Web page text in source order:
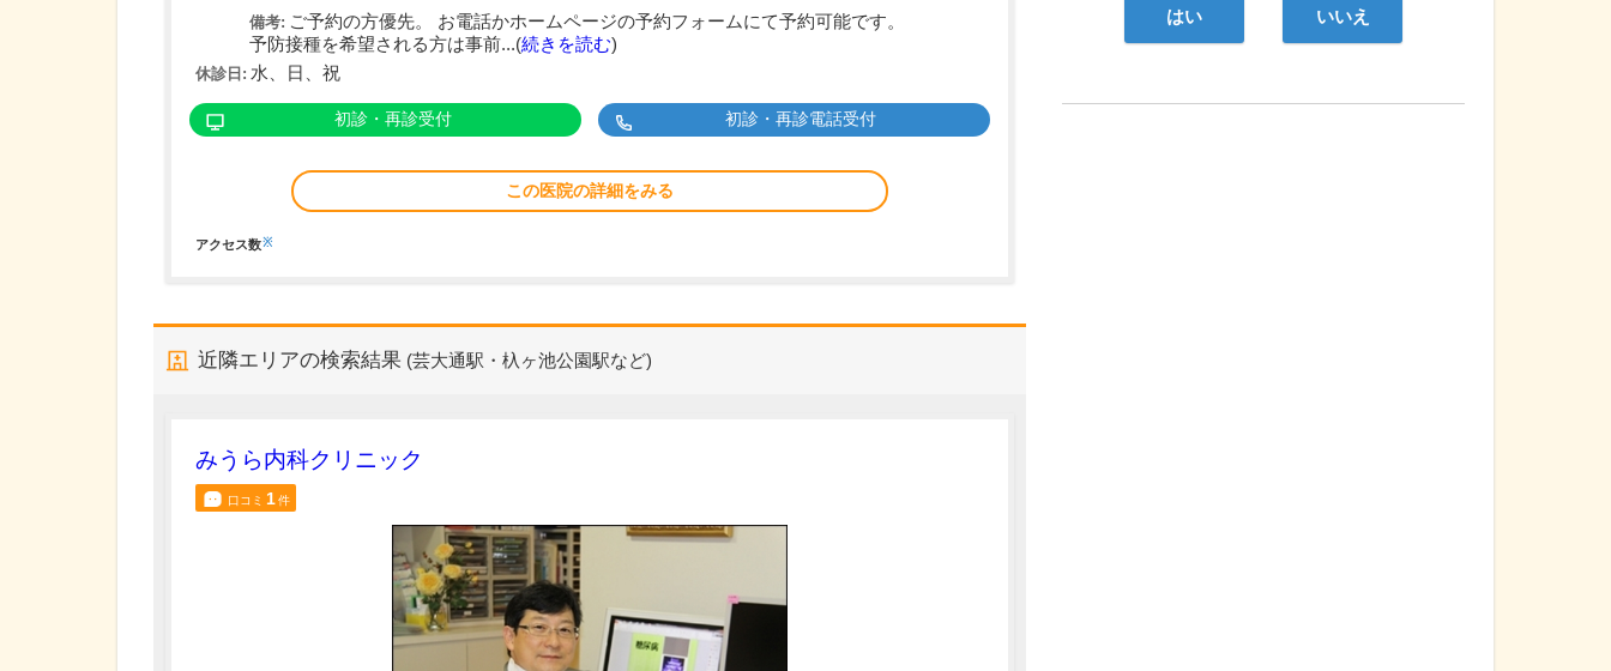
備考: ご予約の方優先。 お電話かホームページの予約フォームにて予約可能です。
予防接種を希望される方は事前...(続きを読む)
休診日: 水、日、祝
初診・再診受付 初診・再診電話受付
この医院の詳細をみる
アクセス数※
近隣エリアの検索結果 (芸大通駅・杁ヶ池公園駅など)
みうら内科クリニック
口コミ 1件
はい いいえ